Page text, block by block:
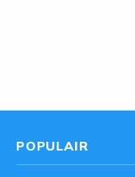
POPULAIR